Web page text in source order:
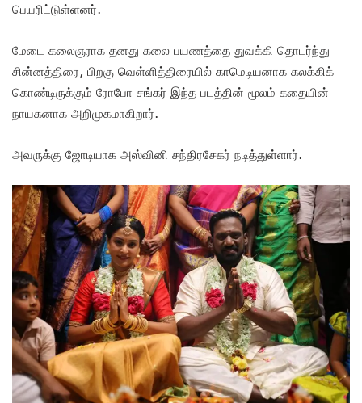
பெயரிட்டுள்ளனர்.
மேடை கலைஞராக தனது கலை பயணத்தை துவக்கி தொடர்ந்து
சின்னத்திரை, பிறகு வெள்ளித்திரையில் காமெடியனாக கலக்கிக்
கொண்டிருக்கும் ரோபோ சங்கர் இந்த படத்தின் மூலம் கதையின்
நாயகனாக அறிமுகமாகிறார்.
அவருக்கு ஜோடியாக அஸ்வினி சந்திரசேகர் நடித்துள்ளார்.